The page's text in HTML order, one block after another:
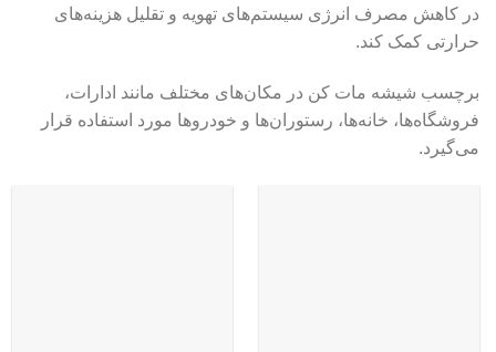
در کاهش مصرف انرژی سیستم‌های تهویه و تقلیل هزینه‌های
حرارتی کمک کند.
برچسب شیشه مات کن در مکان‌های مختلف مانند ادارات،
فروشگاه‌ها، خانه‌ها، رستوران‌ها و خودروها مورد استفاده قرار
می‌گیرد.